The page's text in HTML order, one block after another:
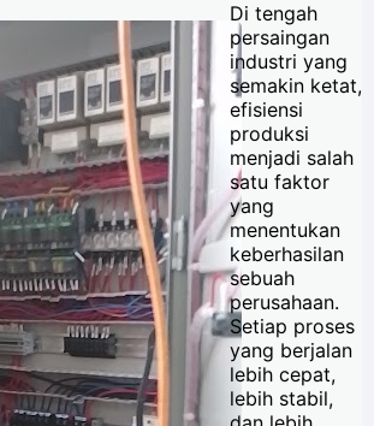
Di tengah
persaingan
industri yang
semakin ketat,
efisiensi
produksi
menjadi salah
satu faktor
yang
menentukan
keberhasilan
sebuah
perusahaan.
Setiap proses
yang berjalan
lebih cepat,
lebih stabil,